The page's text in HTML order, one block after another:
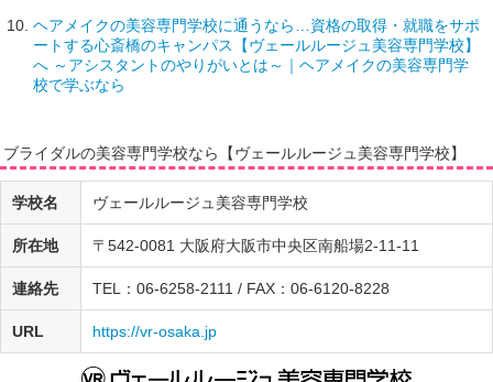
ヘアメイクの美容専門学校に通うなら…資格の取得・就職をサポ
ートする心斎橋のキャンパス【ヴェールルージュ美容専門学校】
へ ～アシスタントのやりがいとは～｜ヘアメイクの美容専門学
校で学ぶなら
ブライダルの美容専門学校なら【ヴェールルージュ美容専門学校】
学校名 ヴェールルージュ美容専門学校
所在地 〒542-0081 大阪府大阪市中央区南船場2-11-11
連絡先 TEL：06-6258-2111 / FAX：06-6120-8228
URL https://vr-osaka.jp